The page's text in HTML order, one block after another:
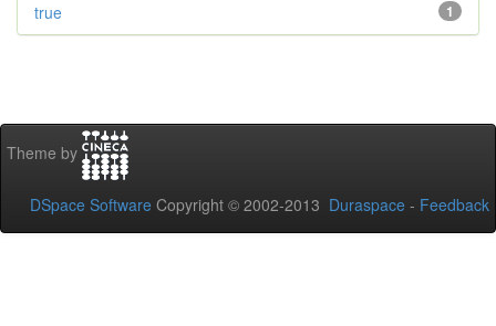
1
true
Theme by
DSpace Software Copyright © 2002-2013 Duraspace - Feedback